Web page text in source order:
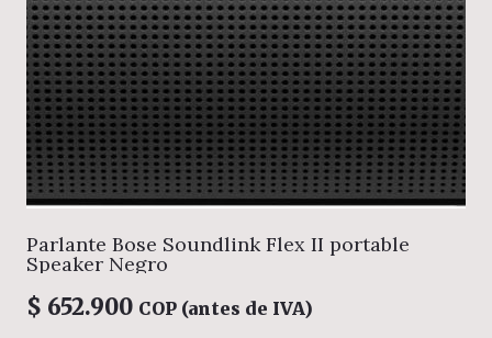
Parlante Bose Soundlink Flex II portable
Speaker Negro
$ 652.900 COP (antes de IVA)